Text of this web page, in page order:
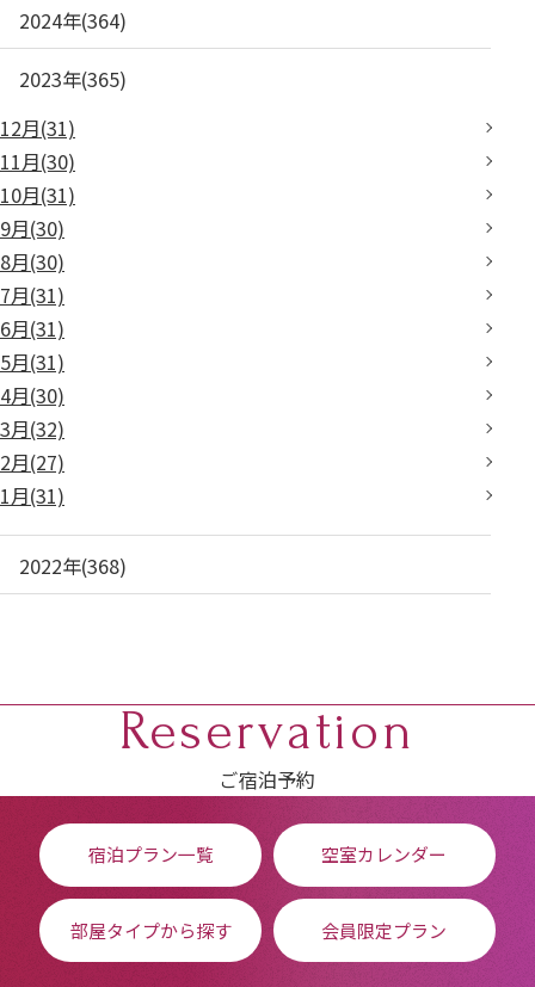
2024年(364)
2023年(365)
12月(31)
11月(30)
10月(31)
9月(30)
8月(30)
7月(31)
6月(31)
5月(31)
4月(30)
3月(32)
2月(27)
1月(31)
2022年(368)
Reservation
ご宿泊予約
宿泊プラン一覧 空室カレンダー
部屋タイプから探す 会員限定プラン